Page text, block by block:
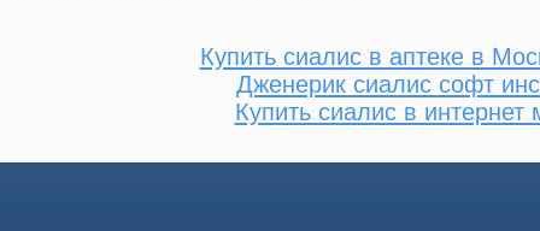
Купить сиалис в аптеке в
Дженерик сиалис софт
Купить сиалис в интернет